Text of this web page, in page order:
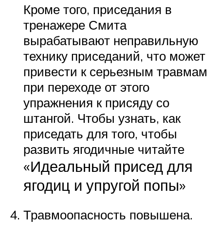
Кроме того, приседания в
тренажере Смита
вырабатывают неправильную
технику приседаний, что может
привести к серьезным травмам
при переходе от этого
упражнения к присяду со
штангой. Чтобы узнать, как
приседать для того, чтобы
развить ягодичные читайте
«Идеальный присед для
ягодиц и упругой попы»
Травмоопасность повышена.